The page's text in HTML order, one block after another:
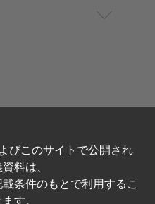
びこのサイトで公開され
料は、
条件のもとで利用するこ
す。